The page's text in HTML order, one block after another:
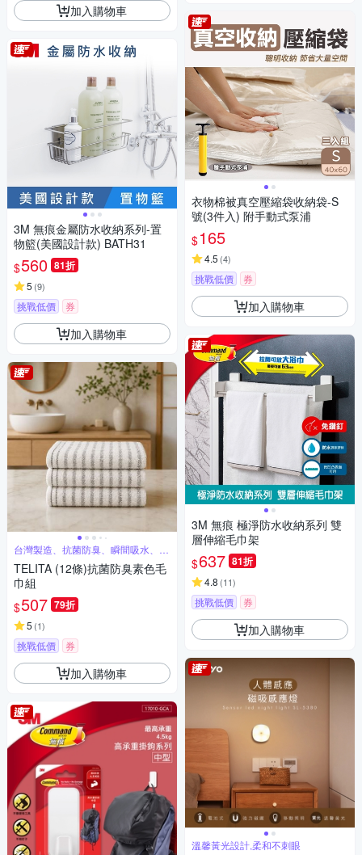
加入購物車
3M 無痕金屬防水收納系列-置
物籃(美國設計款) BATH31
$560 81折
5 (9)
挑戰低價 券
加入購物車
台灣製造、抗菌防臭、瞬間吸水、觸
感柔軟
TELITA (12條)抗菌防臭素色毛
巾組
$507 79折
5 (1)
挑戰低價 券
加入購物車
衣物棉被真空壓縮袋收納袋-S
號(3件入) 附手動式泵浦
$165
4.5 (4)
挑戰低價 券
加入購物車
3M 無痕 極淨防水收納系列 雙
層伸縮毛巾架
$637 81折
4.8 (11)
挑戰低價 券
加入購物車
溫馨黃光設計,柔和不刺眼